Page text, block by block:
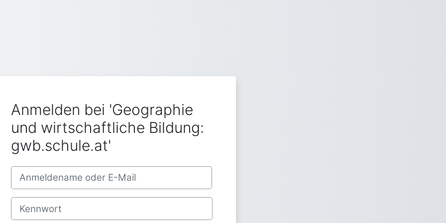
Anmelden bei 'Geographie
und wirtschaftliche Bildung:
gwb.schule.at'
Anmeldename oder E-Mail
Kennwort